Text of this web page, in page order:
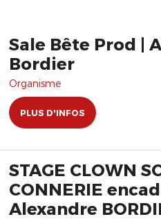
Sale Bête Prod |
Bordier
Organisme
PLUS D'INFOS
STAGE CLOWN
CONNERIE
Alexandre